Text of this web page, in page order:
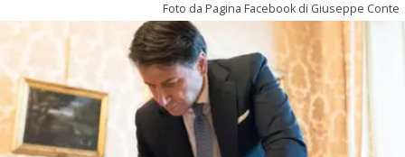
Foto da Pagina Facebook di Giuseppe Conte